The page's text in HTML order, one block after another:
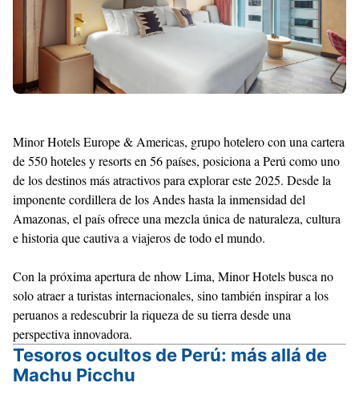
Minor Hotels Europe & Americas, grupo hotelero con una cartera
de550 hoteles y resorts en 56 países, posiciona a Perú como uno
de losdestinos más atractivos para explorar este 2025. Desde la
imponente cordillera de los Andes hasta la inmensidad del
Amazonas, el país ofrece una mezcla única de naturaleza, cultura
e historia que cautiva a viajeros de todo el mundo.
Con la próxima apertura de nhow Lima, Minor Hotels busca no
solo atraer a turistas internacionales, sino también inspirar a los
peruanos a redescubrir la riqueza de su tierra desde una
perspectiva innovadora.
Tesoros ocultos de Perú: más allá de
Machu Picchu